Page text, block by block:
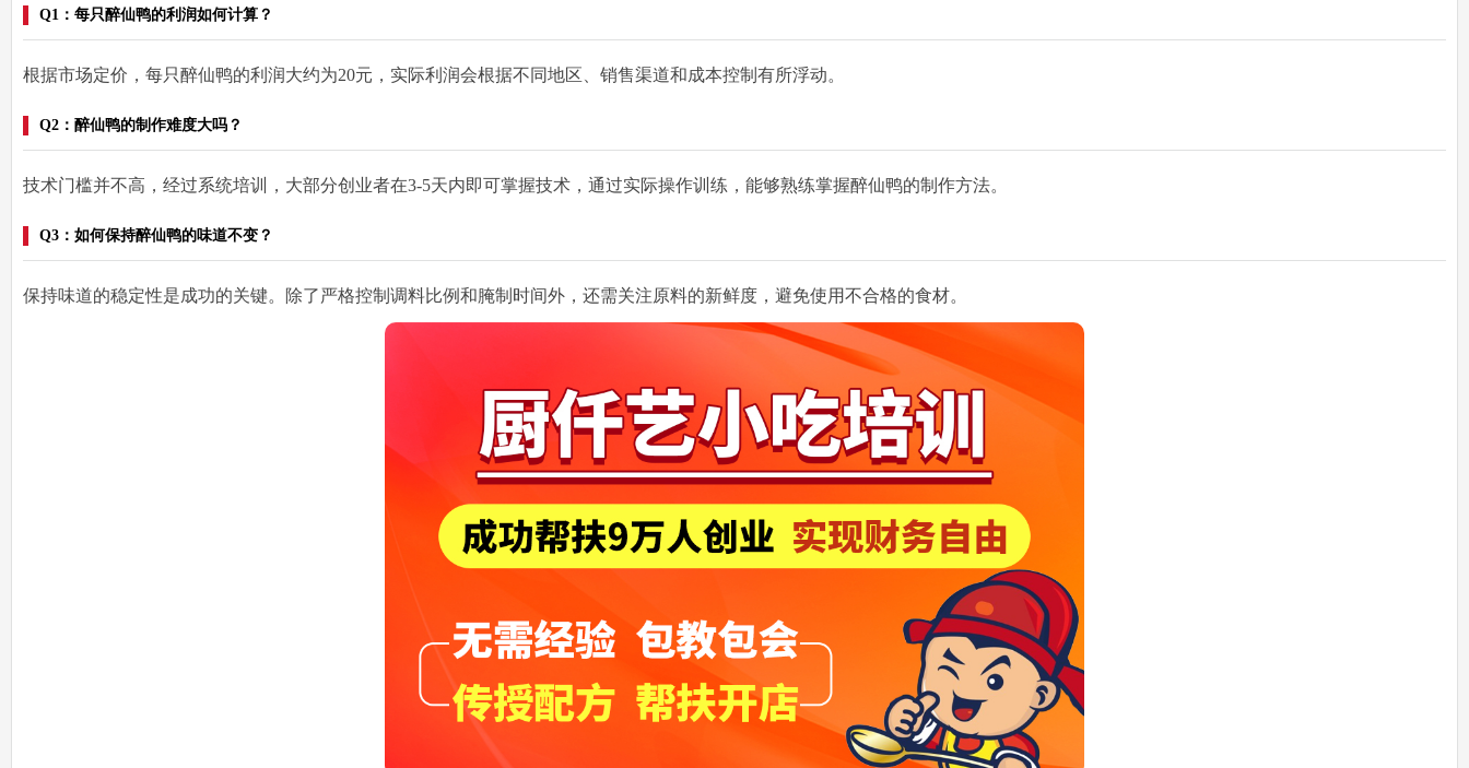
Q1：每只醉仙鸭的利润如何计算？
根据市场定价， 每只醉仙鸭的利润大约为20元 ，实际利润会根据不同地区、销售渠道和成本控制有所浮动。
Q2：醉仙鸭的制作难度大吗？
技术门槛并不高，经过系统培训， 大部分创业者在3-5天内即可掌握技术 ，通过实际操作训练，能够熟练掌握醉仙鸭的制作方法。
Q3：如何保持醉仙鸭的味道不变？
保持味道的稳定性是成功的关键。除了严格控制调料比例和腌制时间外，还需关注原料的新鲜度 ，避免使用不合格的食材。